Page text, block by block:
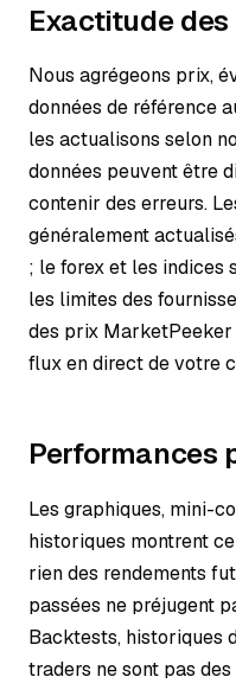
Exactitude
Nous agrégeons prix,
données de référence
les actualisons selon
données peuvent être
contenir des erreurs.
généralement
; le forex et les indices
les limites des
des prix
flux en direct de votre
Performances
Les graphiques, mini-
historiques montrent
rien des rendements
passées ne préjugent
Backtests, historiques
traders ne sont pas